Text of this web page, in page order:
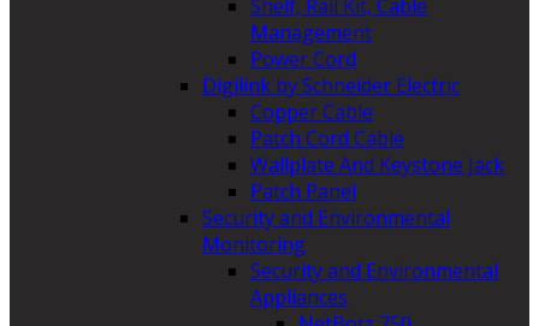
Shelf, Rail Kit, Cable
Management
Power Cord
Digilink by Schneider Electric
Copper Cable
Patch Cord Cable
Wallplate And Keystone Jack
Patch Panel
Security and Environmental
Monitoring
Security and Environmental
Appliances